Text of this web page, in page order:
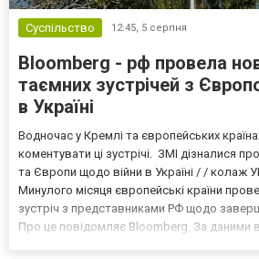
Суспільство 12:45, 5 серпня
Bloomberg - рф провела
таємних зустрічей з
в Україні
Водночас у Кремлі та європейських
коментувати ці зустрічі. ЗМІ дізналися
та Європи щодо війни в Україні / / колаж
Минулого місяця європейські країни
зустріч з представниками РФ щодо
Про це повідомляє Bloomberg. За даними